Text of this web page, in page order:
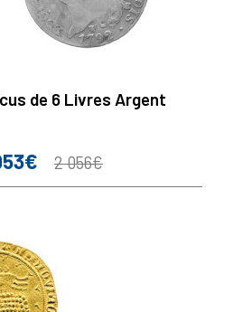
de 6 Livres Argent
Prix
2 056€